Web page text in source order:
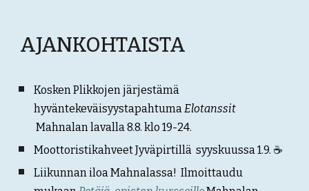
AJANKOHTAISTA
Kosken Plikkojen järjestämä
hyväntekeväisyystapahtumaElotanssit
Mahnalan lavalla 8.8. klo 19-24.
MoottoristikahveetJyväpirtillä syyskuussa 1.9. ☕
Liikunnan iloa Mahnalassa! Ilmoittaudu